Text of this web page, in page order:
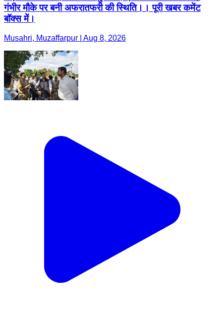
गंभीर मौके पर बनी अफरातफरी की स्थिति।। पूरी खबर कमेंट
बॉक्स में।
Musahri, Muzaffarpur | Aug 8, 2026